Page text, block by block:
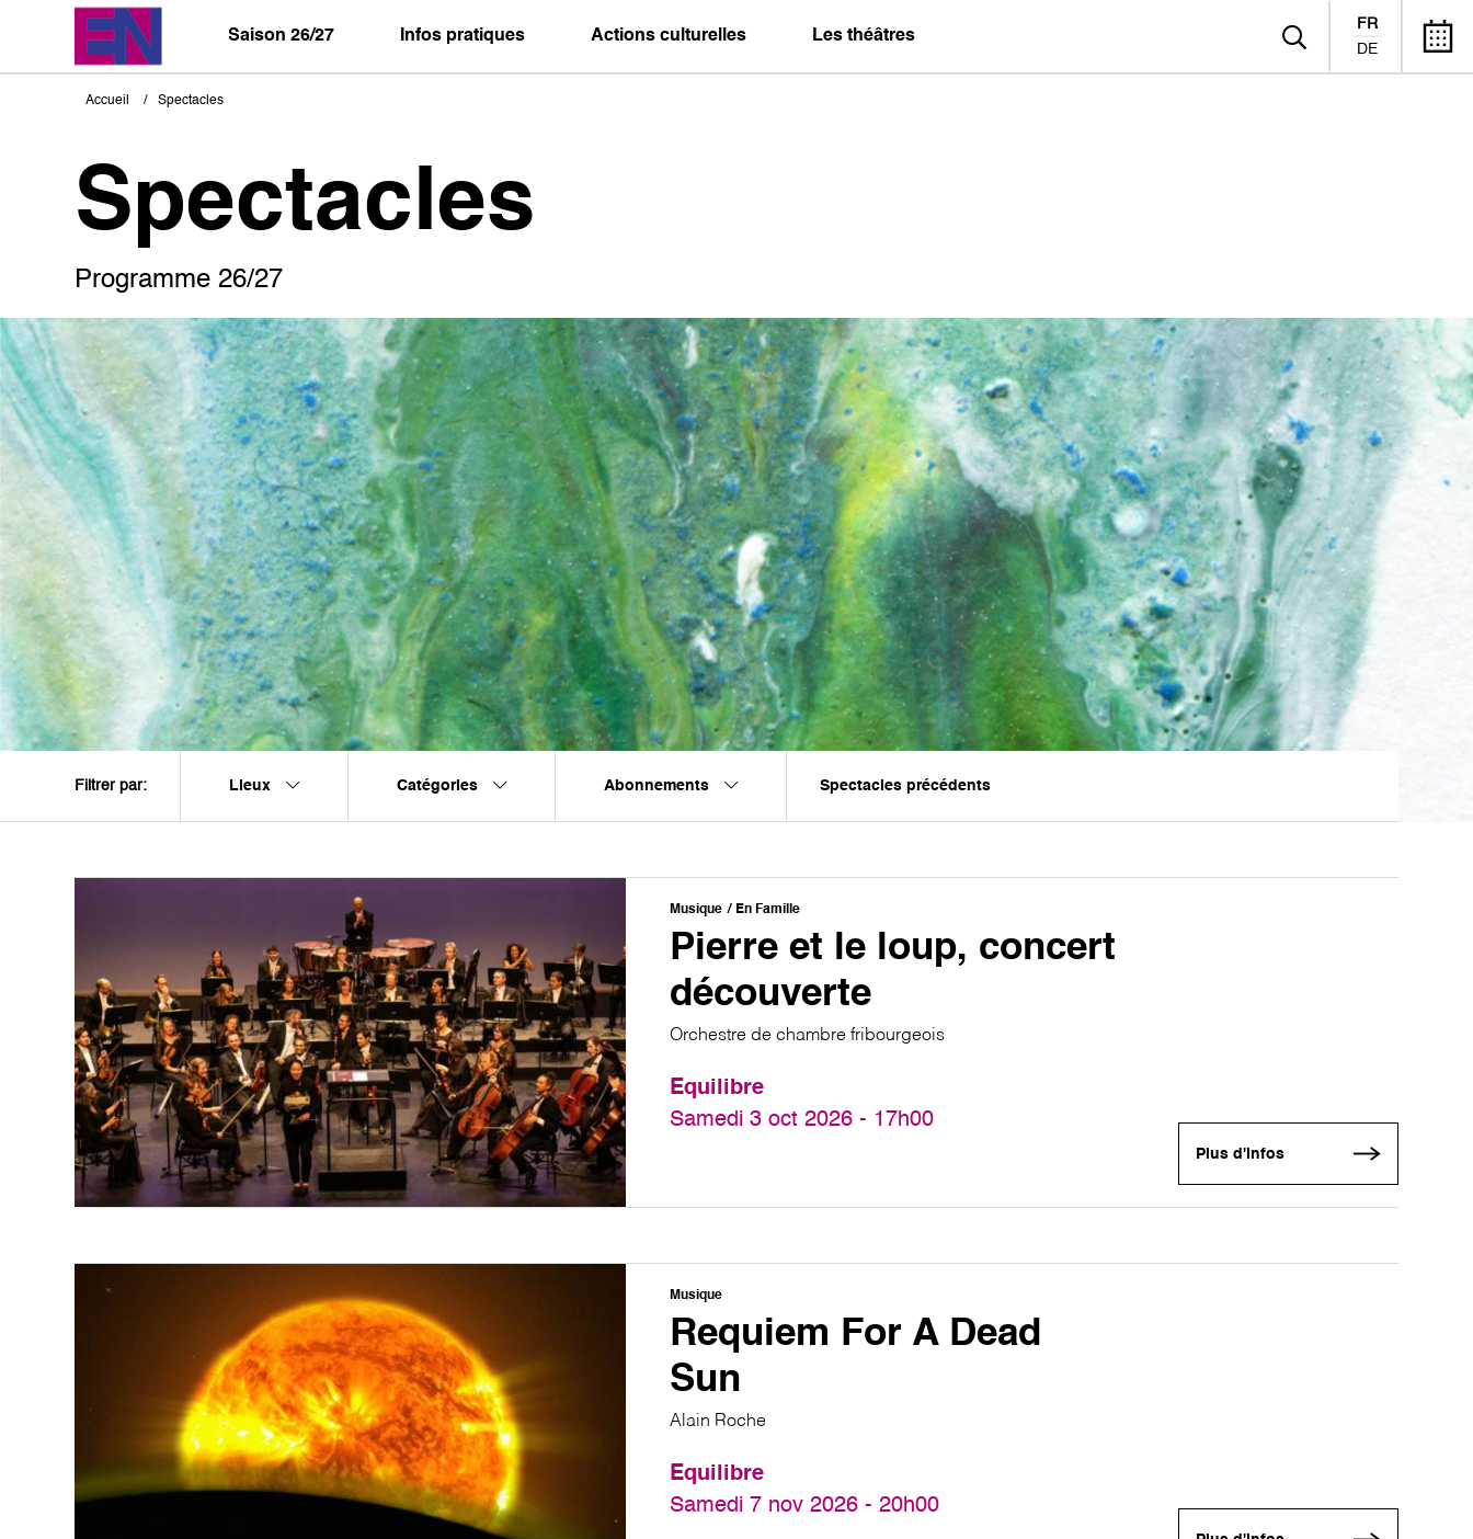
Saison 26/27 Infos pratiques Actions culturelles Les théâtres
FR
DE
Fil
Accueil Spectacles
Spectacles
Programme 26/27
Filtrer par: Lieux Catégories Abonnements Spectacles précédents
Musique En Famille
Pierre et le loup, concert
découverte
Orchestre de chambre fribourgeois
Equilibre
Samedi 3 oct 2026 - 17h00
Plus d'infos
Musique
Requiem For A Dead
Sun
Alain Roche
Equilibre
Samedi 7 nov 2026 - 20h00